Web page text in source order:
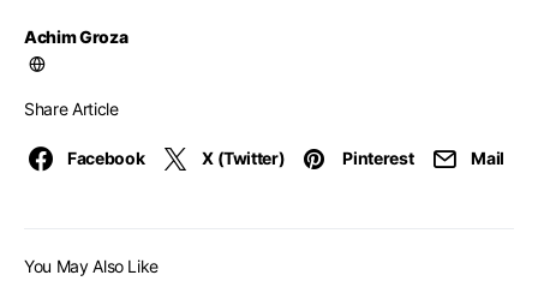
Achim Groza
Share Article
Facebook X (Twitter) Pinterest Mail
You May Also Like